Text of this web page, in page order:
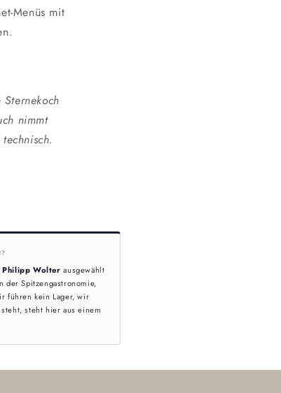
Menüs mit
nimmt
Philipp Wolter ausgewählt
der Spitzengastronomie,
führen kein Lager, wir
steht hier aus einem